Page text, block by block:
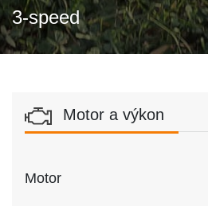
3-speed
Motor a výkon
Motor